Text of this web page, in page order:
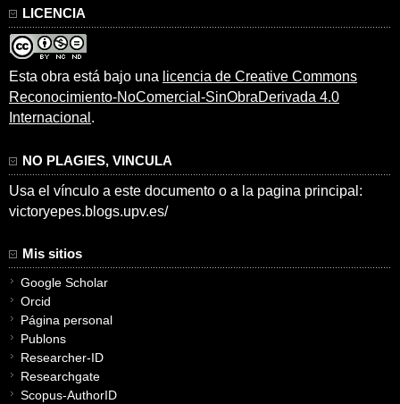
LICENCIA
Esta obra está bajo una licencia de Creative Commons
Reconocimiento-NoComercial-SinObraDerivada 4.0
Internacional .
NO PLAGIES, VINCULA
Usa el vínculo a este documento o a la pagina principal:
victoryepes.blogs.upv.es/
Mis sitios
Google Scholar
Orcid
Página personal
Publons
Researcher-ID
Researchgate
Scopus-AuthorID